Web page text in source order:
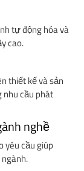
tự động hóa và
cao.
thiết kế và sản
nhu cầu phát
nghề
yêu cầu giúp